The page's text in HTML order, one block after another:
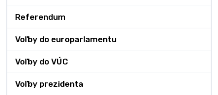
Referendum
Voľby do europarlamentu
Voľby do VÚC
Voľby prezidenta